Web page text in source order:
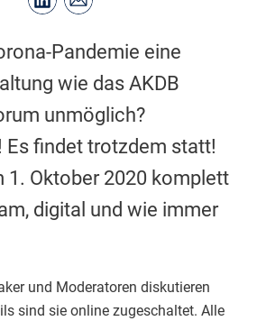
Pandemie eine
wie das AKDB
unmöglich?
Es findet trotzdem statt!
1. Oktober 2020 komplett
digital und wie immer
und Moderatoren diskutieren
sind sie online zugeschaltet. Alle